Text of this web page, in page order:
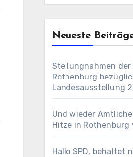
Neueste
Stellungnahmen der
Rothenburg
Landesausstellung
Und wieder
Hitze in Rothenburg
Hallo SPD, behaltet